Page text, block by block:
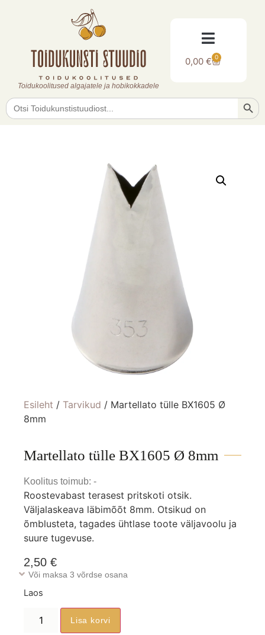
Toidukoolitused algajatele ja hobikokkadele
0,00€ 0
Search
for:
Esileht / Tarvikud / Martellato tülle BX1605 Ø
8mm
Martellato tülle BX1605 Ø 8mm
Koolitus toimub: -
Roostevabast terasest pritskoti otsik.
Väljalaskeava läbimõõt 8mm. Otsikud on
õmblusteta, tagades ühtlase toote väljavoolu ja
suure tugevuse.
2,50 €
Või maksa 3 võrdse osana
Laos
Lisa korvi